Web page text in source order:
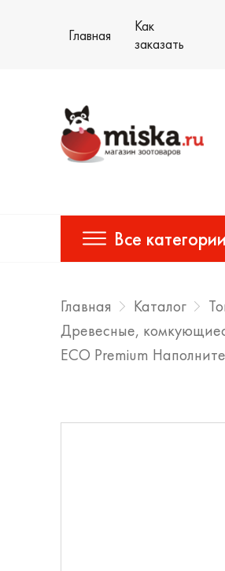
Главная
Как
заказать
Все категории
Главная Каталог
Древесные,
ECO Premium